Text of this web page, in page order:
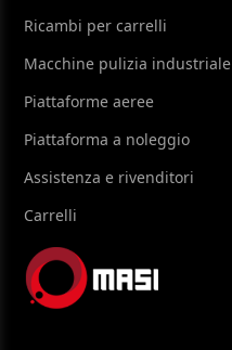
Ricambi per carrelli
Macchine pulizia industriale
Piattaforme aeree
Piattaforma a noleggio
Assistenza e rivenditori
Carrelli